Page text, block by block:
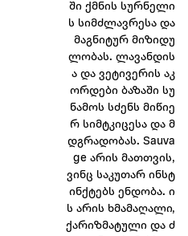
ში ქმნის სურნელი
ს სიმძლავრესა და
მაგნიტურ მიზიდუ
ლობას. ლავანდის
ა და ვეტივერის აკ
ორდები ბაზაში სუ
ნამოს სძენს მიწიე
რ სიმტკიცესა და მ
დგრადობას. Sauva
ge არის მათთვის,
ვინც საკუთარ ინსტ
ინქტებს ენდობა. ი
ს არის ხმამაღალი,
ქარიზმატული და ძ